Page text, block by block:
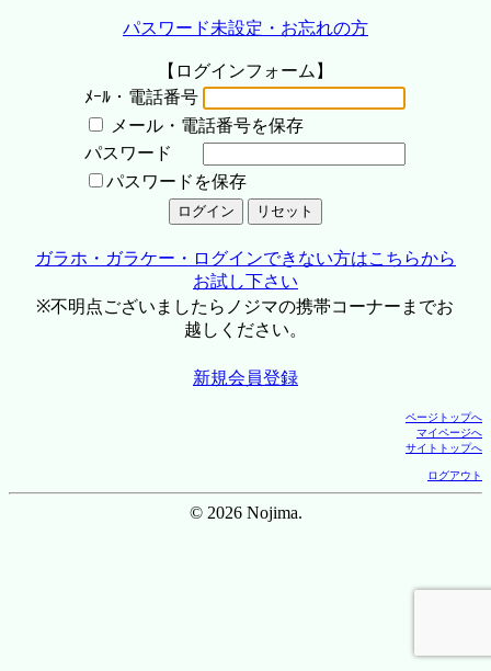
パスワード未設定・お忘れの方
【ログインフォーム】
ﾒｰﾙ・電話番号
メール・電話番号を保存
パスワード
パスワードを保存
ガラホ・ガラケー・ログインできない方はこちらから
お試し下さい
※不明点ございましたらノジマの携帯コーナーまでお
越しください。
新規会員登録
ページトップへ
マイページへ
サイトトップへ
ログアウト
© 2026 Nojima.